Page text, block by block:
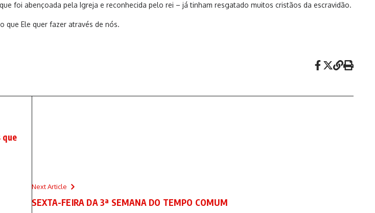
foi abençoada pela Igreja e reconhecida pelo rei – já tinham resgatado muitos cristãos da escravidão.
que Ele quer fazer através de nós.
que
Next Article
SEXTA-FEIRA DA 3ª SEMANA DO TEMPO COMUM